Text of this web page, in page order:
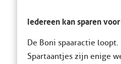
Iedereen kan sparen
De Boni spaaractie
Spartaantjes zijn enige